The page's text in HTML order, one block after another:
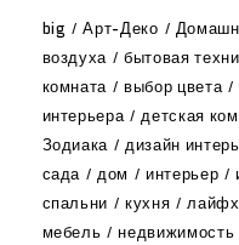
big Арт-Деко
воздуха
бытовая
комната
выбор цвета
интерьера
детская
Зодиака
дизайн
сада
дом интерьер
спальни
кухня
мебель
недвижимость